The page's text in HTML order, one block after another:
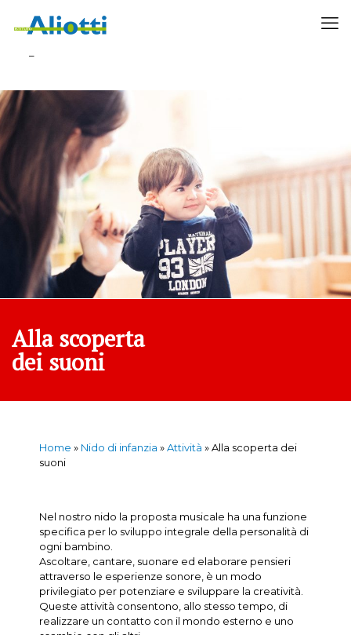
–
Alla scoperta
dei suoni
Home » Nido di infanzia »Attività »Alla scoperta dei
suoni
Nel nostro nido la proposta musicale ha una funzione
specifica per lo sviluppo integrale della personalità di
ogni bambino.
Ascoltare, cantare, suonare ed elaborare pensieri
attraverso le esperienze sonore, è un modo
privilegiato per potenziare e sviluppare la creatività.
Queste attività consentono, allo stesso tempo, di
realizzare un contatto con il mondo esterno e uno